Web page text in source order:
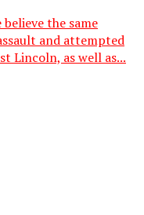
the same
and attempted
Lincoln, as well as...